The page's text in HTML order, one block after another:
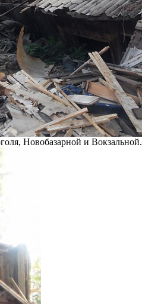
Новобазарной и Вокзальной.